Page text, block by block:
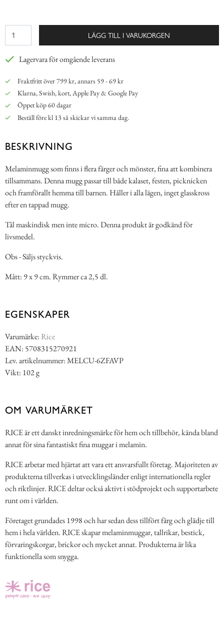
LÄGG TILL I VARUKORGEN
Lagervara för omgående leverans
Fraktfritt över 799 kr, annars 59 - 69 kr
Klarna, Swish, kort, Apple Pay & Google Pay
Öppet köp 60 dagar
Beställ före kl 13 så skickar vi samma dag.
BESKRIVNING
Melaminmugg som finns i flera färger och mönster, fina att kombinera
tillsammans. Denna mugg passar till både kalaset, festen, picknicken
och framförallt hemma till barnen. Håller i alla lägen, inget glasskross
efter en tappad mugg.
Tål maskindisk men inte micro. Denna produkt är godkänd för
livsmedel.
Obs - Säljs styckvis.
Mått: 9 x 9 cm. Rymmer ca 2,5 dl.
EGENSKAPER
Varumärke: Rice
EAN: 5708315270921
Lev. artikelnummer: MELCU-6ZFAVP
Vikt: 102 g
OM VARUMÄRKET
RICE är ett danskt inredningsmärke för hem och tillbehör, kända bland
annat för sina fantastiskt fina muggar i melamin.
RICE arbetar med hjärtat att vara ett ansvarsfullt företag. Majoriteten av
produkterna tillverkas i utvecklingsländer enligt internationella regler
och riktlinjer. RICE deltar också aktivt i stödprojekt och supportarbete
runt om i världen.
Företaget grundades 1998 och har sedan dess tillfört färg och glädje till
hem i hela världen. RICE skapar melaminmuggar, tallrikar, bestick,
förvaringskorgar, brickor och mycket annat. Produkterna är lika
funktionella som snygga.